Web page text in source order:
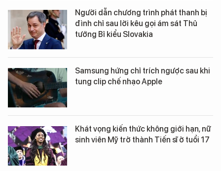
Người dẫn chương trình phát thanh bị
đình chỉ sau lời kêu gọi ám sát Thủ
tướng Bỉ kiểu Slovakia
Samsung hứng chỉ trích ngược sau khi
tung clip chế nhạo Apple
Khát vọng kiến thức không giới hạn, nữ
sinh viên Mỹ trở thành Tiến sĩ ở tuổi 17